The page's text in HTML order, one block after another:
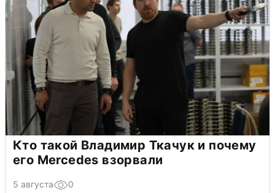
Кто такой Владимир Ткачук и почему
его Mercedes взорвали
5 августа 0